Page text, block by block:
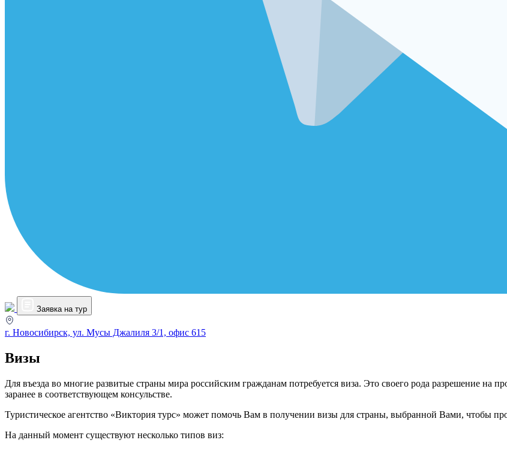
Заявка на тур
г. Новосибирск, ул. Мусы Джалиля 3/1, офис 615
Визы
Для въезда во многие развитые страны мира российским гражданам потребуется виза. Это своего рода разрешение на
заранее в соответствующем консульстве.
Туристическое агентство «Виктория турс» может помочь Вам в получении визы для страны, выбранной Вами, чтобы
На данный момент существуют несколько типов виз: